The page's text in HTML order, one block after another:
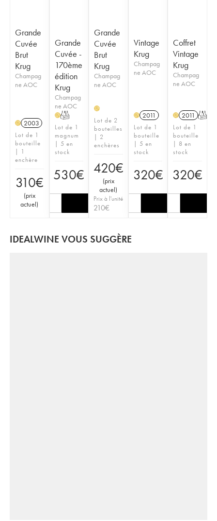
Grande
Cuvée
Brut
Krug
Champag
ne AOC
H 2003
Lot de 1
bouteille
| 1
enchère
310€
(prix
actuel)
Grande
Cuvée -
170ème
édition
Krug
Champag
ne AOC
HT
Lot de 1
magnum
| 5 en
stock
530€
Grande
Cuvée
Brut
Krug
Champag
ne AOC
H
Lot de 2
bouteilles
| 2
enchères
420€
(prix
actuel)
Prix à l'unité
210€
Vintage
Krug
Champag
ne AOC
H 2011
Lot de 1
bouteille
| 5 en
stock
320€
Coffret
Vintage
Krug
Champag
ne AOC
H 2011 T
Lot de 1
bouteille
| 8 en
stock
320€
IDEALWINE VOUS SUGGÈRE